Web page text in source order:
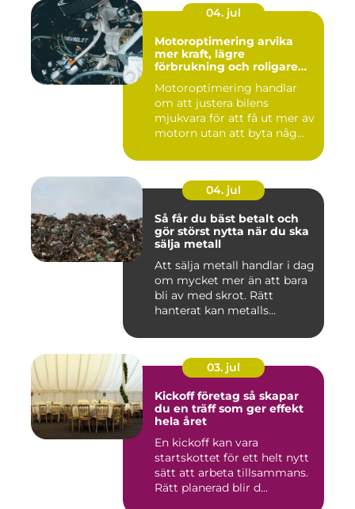
04. jul
Motoroptimering arvika
mer kraft, lägre
förbrukning och roligare
Motoroptimering handlar
om att justera bilens
mjukvara för att få ut mer av
motorn utan att byta någ...
04. jul
Så får du bäst betalt och
gör störst nytta när du ska
sälja metall
Att sälja metall handlar i dag
om mycket mer än att bara
bli av med skrot. Rätt
hanterat kan metalls...
03. jul
Kickoff företag så skapar
du en träff som ger effekt
hela året
En kickoff kan vara
startskottet för ett helt nytt
sätt att arbeta tillsammans.
Rätt planerad blir d...